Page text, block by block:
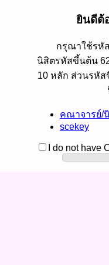
ยินดีต้
กรุณาใช้รหั
นิสิตรหัสขึ้นต้น
10 หลัก ส่วนรหั
คณาจารย์/
scekey
I do not have